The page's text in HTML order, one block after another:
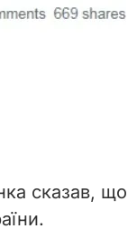
сказав, що